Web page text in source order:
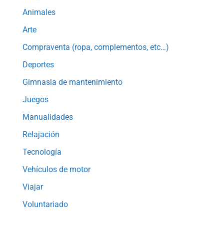
Animales
Arte
Compraventa (ropa, complementos, etc…)
Deportes
Gimnasia de mantenimiento
Juegos
Manualidades
Relajación
Tecnología
Vehículos de motor
Viajar
Voluntariado